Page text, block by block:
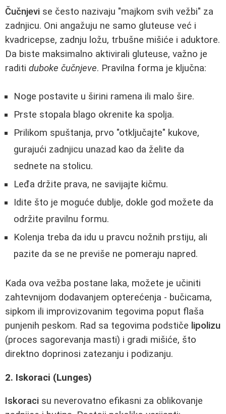
Čučnjevi se često nazivaju "majkom svih vežbi" za
zadnjicu. Oni angažuju ne samo gluteuse već i
kvadricepse, zadnju ložu, trbušne mišiće i aduktore.
Da biste maksimalno aktivirali gluteuse, važno je
raditi duboke čučnjeve. Pravilna forma je ključna:
Noge postavite u širini ramena ili malo šire.
Prste stopala blago okrenite ka spolja.
Prilikom spuštanja, prvo "otključajte" kukove,
gurajući zadnjicu unazad kao da želite da
sednete na stolicu.
Leđa držite prava, ne savijajte kičmu.
Idite što je moguće dublje, dokle god možete da
održite pravilnu formu.
Kolenja treba da idu u pravcu nožnih prstiju, ali
pazite da se ne previše ne pomeraju napred.
Kada ova vežba postane laka, možete je učiniti
zahtevnijom dodavanjem opterećenja - bučicama,
sipkom ili improvizovanim tegovima poput flaša
punjenih peskom. Rad sa tegovima podstiče lipolizu
(proces sagorevanja masti) i gradi mišiće, što
direktno doprinosi zatezanju i podizanju.
2. Iskoraci (Lunges)
Iskoraci su neverovatno efikasni za oblikovanje